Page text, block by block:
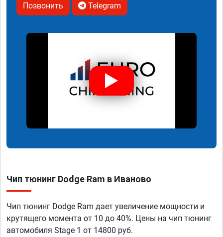
Позвонить Telegram
Чип тюнинг Dodge Ram в Иваново
Чип тюнинг Dodge Ram дает увеличение мощности и
крутящего момента от 10 до 40%. Цены на чип тюнинг
автомобиля Stage 1 от 14800 руб.